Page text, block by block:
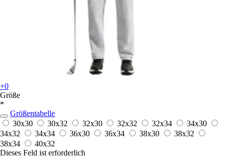
+0
Größe
*
Größentabelle
30x30
30x32 32x30 32x32 32x34
34x30
34x32
34x34 36x30 36x34 38x30
38x32
38x34
40x32
Dieses Feld ist erforderlich